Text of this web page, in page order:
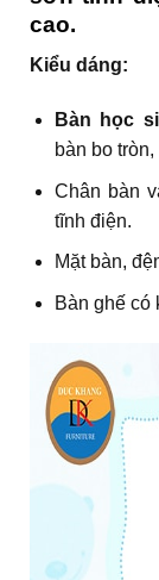
cao.
Kiểu dáng:
Bàn học
bàn bo
Chân bàn
tĩnh điện.
Mặt bàn,
Bàn ghế có